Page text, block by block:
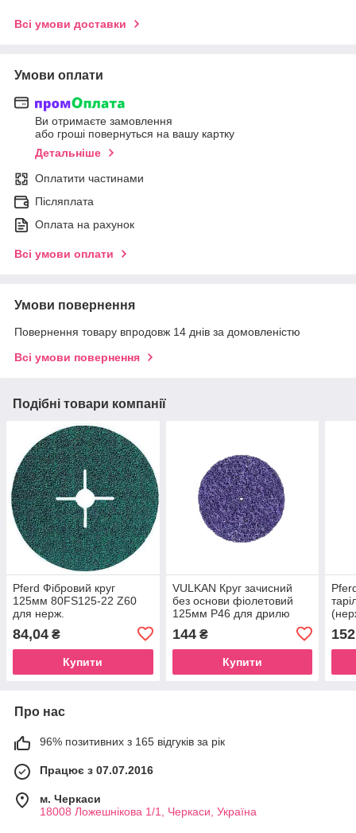
Всі умови доставки
Умови оплати
Ви отримаєте замовлення
або гроші повернуться на вашу картку
Детальніше
Оплатити частинами
Післяплата
Оплата на рахунок
Всі умови оплати
Умови повернення
Повернення товару впродовж 14 днів за домовленістю
Всі умови повернення
Подібні товари компанії
Pferd Фібровий круг
125мм 80FS125-22 Z60
для нерж.
84,04 ₴
Купити
VULKAN Круг зачисний
без основи фіолетовий
125мм P46 для дрилю
фарба,лак,грунтовка
144₴
Купити
Про нас
96% позитивних з 165 відгуків за рік
Працює з 07.07.2016
м. Черкаси
18008 Ложешнікова 1/1, Черкаси, Україна